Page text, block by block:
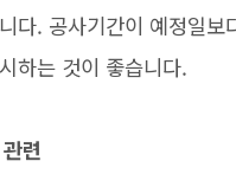
다. 공사기간이 예정일
하는 것이 좋습니다.
련